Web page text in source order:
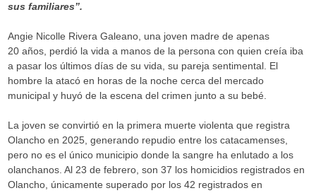
sus familiares”.
Angie Nicolle Rivera Galeano, una joven madre de apenas
20 años, perdió la vida a manos de la persona con quien creía iba
a pasar los últimos días de su vida, su pareja sentimental. El
hombre la atacó en horas de la noche cerca del mercado
municipal y huyó de la escena del crimen junto a su bebé.
La joven se convirtió en la primera muerte violenta que registra
Olancho en 2025, generando repudio entre los catacamenses,
pero no es el único municipio donde la sangre ha enlutado a los
olanchanos. Al 23 de febrero, son 37 los homicidios registrados en
Olancho, únicamente superado por los 42 registrados en